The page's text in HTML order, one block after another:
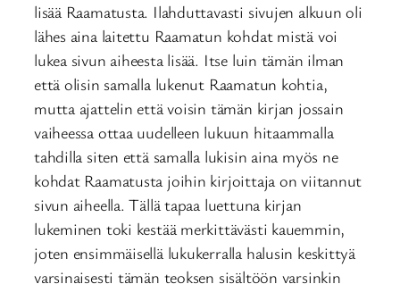
lisää Raamatusta. Ilahduttavasti sivujen alkuun oli
lähes aina laitettu Raamatun kohdat mistä voi
lukea sivun aiheesta lisää. Itse luin tämän ilman
että olisin samalla lukenut Raamatun kohtia,
mutta ajattelin että voisin tämän kirjan jossain
vaiheessa ottaa uudelleen lukuun hitaammalla
tahdilla siten että samalla lukisin aina myös ne
kohdat Raamatusta joihin kirjoittaja on viitannut
sivun aiheella. Tällä tapaa luettuna kirjan
lukeminen toki kestää merkittävästi kauemmin,
joten ensimmäisellä lukukerralla halusin keskittyä
varsinaisesti tämän teoksen sisältöön varsinkin